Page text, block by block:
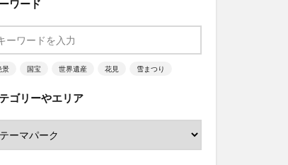
ワード
景 国宝 世界遺産 花見 雪まつり
ゴリーやエリア